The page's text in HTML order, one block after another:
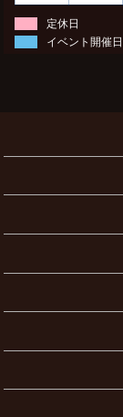
定休日
イベント開催日